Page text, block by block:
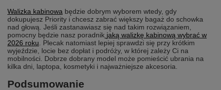
Walizka kabinowa będzie dobrym wyborem wtedy, gdy
dokupujesz Priority i chcesz zabrać większy bagaż do schowka
nad głową. Jeśli zastanawiasz się nad takim rozwiązaniem,
pomocny będzie nasz poradnik jaką walizkę kabinową wybrać w
2026 roku . Plecak natomiast lepiej sprawdzi się przy krótkim
wyjeździe, locie bez dopłat i podróży, w której zależy Ci na
mobilności. Dobrze dobrany model może pomieścić ubrania na
kilka dni, laptopa, kosmetyki i najważniejsze akcesoria.
Podsumowanie